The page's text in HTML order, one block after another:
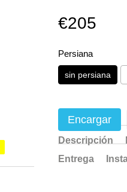
€205
Persiana
sin persiana
Encargar
Descripción
Entrega